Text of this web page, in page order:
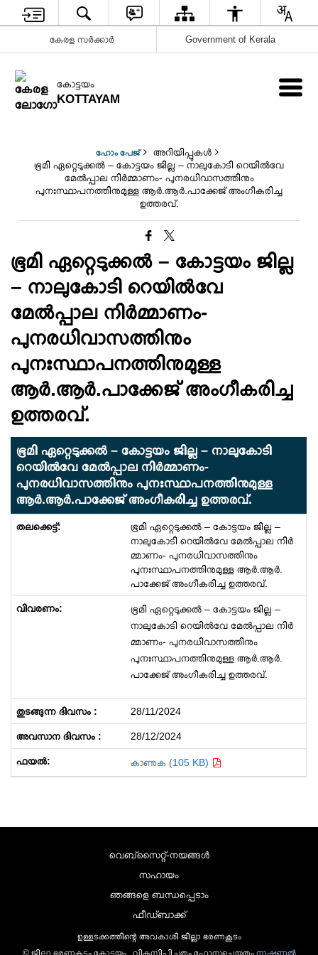
കേരള സർക്കാർ Government of Kerala
കോട്ടയം
KOTTAYAM
ഹോം പേജ്
അറിയിപ്പുകള്‍
ഭൂമി ഏറ്റെടുക്കൽ – കോട്ടയം ജില്ല – നാലുകോടി റെയിൽവേ
മേൽപ്പാല നിർമ്മാണം- പുനരധിവാസത്തിനും
പുനഃസ്ഥാപനത്തിനുമുള്ള ആർ.ആർ.പാക്കേജ് അംഗീകരിച്ച
ഉത്തരവ്.
ഭൂമി ഏറ്റെടുക്കൽ – കോട്ടയം ജില്ല
– നാലുകോടി റെയിൽവേ
മേൽപ്പാല നിർമ്മാണം-
പുനരധിവാസത്തിനും
പുനഃസ്ഥാപനത്തിനുമുള്ള
ആർ.ആർ.പാക്കേജ് അംഗീകരിച്ച
ഉത്തരവ്.
ഭൂമി ഏറ്റെടുക്കൽ – കോട്ടയം ജില്ല – നാലുകോടി
റെയിൽവേ മേൽപ്പാല നിർമ്മാണം-
പുനരധിവാസത്തിനും പുനഃസ്ഥാപനത്തിനുമുള്ള
ആർ.ആർ.പാക്കേജ് അംഗീകരിച്ച ഉത്തരവ്.
ഭൂമി ഏറ്റെടുക്കൽ – കോട്ടയം ജില്ല –
നാലുകോടി റെയിൽവേ മേൽപ്പാല നിർ
മ്മാണം- പുനരധിവാസത്തിനും
പുനഃസ്ഥാപനത്തിനുമുള്ള ആർ.ആർ.
പാക്കേജ് അംഗീകരിച്ച ഉത്തരവ്.
ഭൂമി ഏറ്റെടുക്കൽ – കോട്ടയം ജില്ല –
നാലുകോടി റെയിൽവേ മേൽപ്പാല നിർ
മ്മാണം- പുനരധിവാസത്തിനും
പുനഃസ്ഥാപനത്തിനുമുള്ള ആർ.ആർ.
പാക്കേജ് അംഗീകരിച്ച ഉത്തരവ്.
28/11/2024
28/12/2024
കാണുക (105 KB)
വെബ്സൈറ്റ്-നയങ്ങള്‍
സഹായം
ഞങ്ങളെ ബന്ധപ്പെടാം
ഫീഡ്ബാക്ക്
ഉള്ളടക്കത്തിന്റെ അവകാശി ജില്ലാ ഭരണകൂടം
© ജില്ലാ ഭരണകൂടം കോട്ടയം , വികസിപ്പിച്ചതും ഹോസ്റ്റുചെയ്തതും നാഷണല്‍